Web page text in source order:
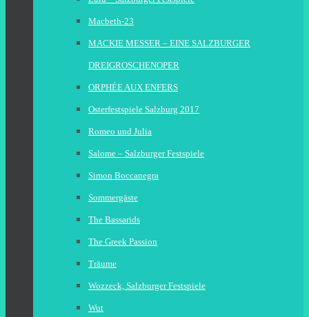
Macbeth-23
MACKIE MESSER – EINE SALZBURGER
DREIGROSCHENOPER
ORPHÉE AUX ENFERS
Osterfestspiele Salzburg 2017
Romeo und Julia
Salome – Salzburger Festspiele
Simon Boccanegra
Sommergäste
The Bassarids
The Greek Passion
Träume
Wozzeck, Salzburger Festspiele
Wut